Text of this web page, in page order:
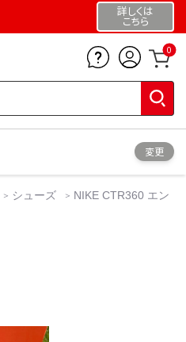
詳しくは
こちら
0
変更
シューズ
NIKE CTR360 エン